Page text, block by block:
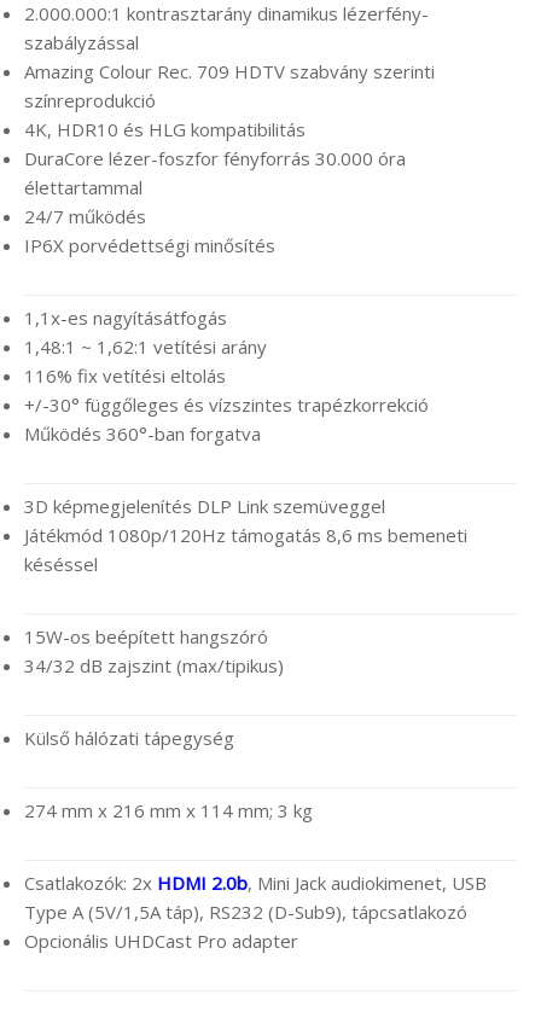
2.000.000:1 kontrasztarány dinamikus lézerfény-
szabályzással
Amazing Colour Rec. 709 HDTV szabvány szerinti
színreprodukció
4K, HDR10 és HLG kompatibilitás
DuraCore lézer-foszfor fényforrás 30.000 óra
élettartammal
24/7 működés
IP6X porvédettségi minősítés
1,1x-es nagyításátfogás
1,48:1 ~ 1,62:1 vetítési arány
116% fix vetítési eltolás
+/-30° függőleges és vízszintes trapézkorrekció
Működés 360°-ban forgatva
3D képmegjelenítés DLP Link szemüveggel
Játékmód 1080p/120Hz támogatás 8,6 ms bemeneti
késéssel
15W-os beépített hangszóró
34/32 dB zajszint (max/tipikus)
Külső hálózati tápegység
274 mm x 216 mm x 114 mm; 3 kg
Csatlakozók: 2x HDMI 2.0b, Mini Jack audiokimenet, USB
Type A (5V/1,5A táp), RS232 (D-Sub9), tápcsatlakozó
Opcionális UHDCast Pro adapter